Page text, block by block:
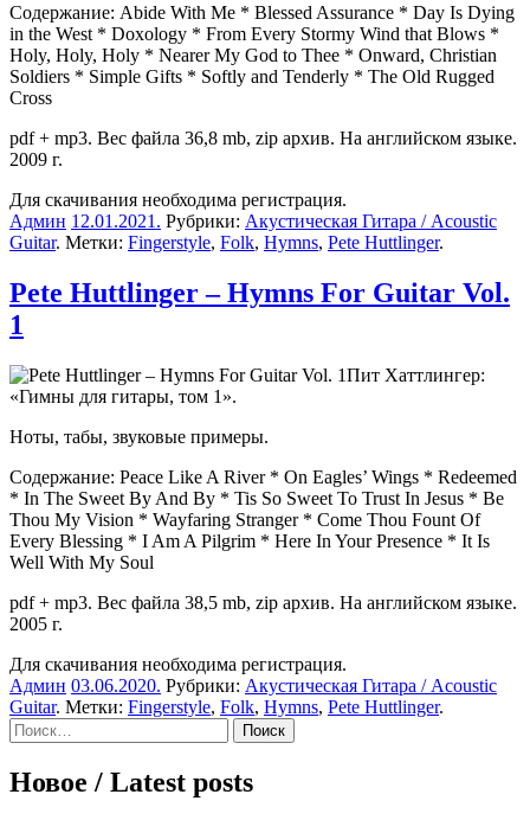
Содержание: Abide With Me * Blessed Assurance * Day Is Dying
in the West * Doxology * From Every Stormy Wind that Blows *
Holy, Holy, Holy * Nearer My God to Thee * Onward, Christian
Soldiers * Simple Gifts * Softly and Tenderly * The Old Rugged
Cross
pdf + mp3. Вес файла 36,8 mb, zip архив. На английском языке.
2009 г.
Для скачивания необходима регистрация.
Админ 12.01.2021 . Рубрики: Акустическая Гитара / Acoustic
Guitar. Метки: Fingerstyle, Folk, Hymns, Pete Huttlinger.
Pete Huttlinger – Hymns For Guitar Vol.
1
Пит Хаттлингер:
«Гимны для гитары, том 1».
Ноты, табы, звуковые примеры.
Содержание: Peace Like A River * On Eagles’ Wings * Redeemed
* In The Sweet By And By * Tis So Sweet To Trust In Jesus * Be
Thou My Vision * Wayfaring Stranger * Come Thou Fount Of
Every Blessing * I Am A Pilgrim * Here In Your Presence * It Is
Well With My Soul
pdf + mp3. Вес файла 38,5 mb, zip архив. На английском языке.
2005 г.
Для скачивания необходима регистрация.
Админ 03.06.2020. Рубрики: Акустическая Гитара / Acoustic
Guitar. Метки: Fingerstyle, Folk, Hymns, Pete Huttlinger.
Sidebar
Найти:
Новое / Latest posts